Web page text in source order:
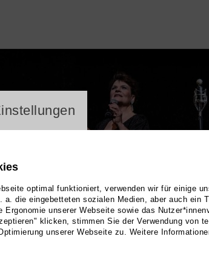
optimal funktioniert, verwenden wir für einige
a. die eingebetteten sozialen Medien, aber auch ein
Ergonomie unserer Webseite sowie das
klicken, stimmen Sie der Verwendung von
unserer Webseite zu. Weitere